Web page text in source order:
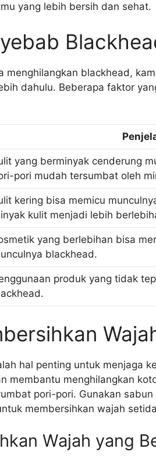
yang lebih bersih dan sehat.
menghilangkan blackhead,
dahulu. Beberapa faktor
yang berminyak cenderung
pori mudah tersumbat oleh
kering bisa memicu
kulit menjadi lebih
yang berlebihan bisa
blackhead.
produk yang tidak
hal penting untuk menjaga
membantu menghilangkan
pori-pori. Gunakan
membersihkan wajah
Wajah yang